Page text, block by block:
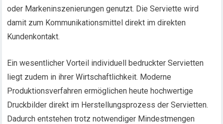
oder Markeninszenierungen genutzt. Die Serviette wird
damit zum Kommunikationsmittel direkt im direkten
Kundenkontakt.
Ein wesentlicher Vorteil individuell bedruckter Servietten
liegt zudem in ihrer Wirtschaftlichkeit. Moderne
Produktionsverfahren ermöglichen heute hochwertige
Druckbilder direkt im Herstellungsprozess der Servietten.
Dadurch entstehen trotz notwendiger Mindestmengen